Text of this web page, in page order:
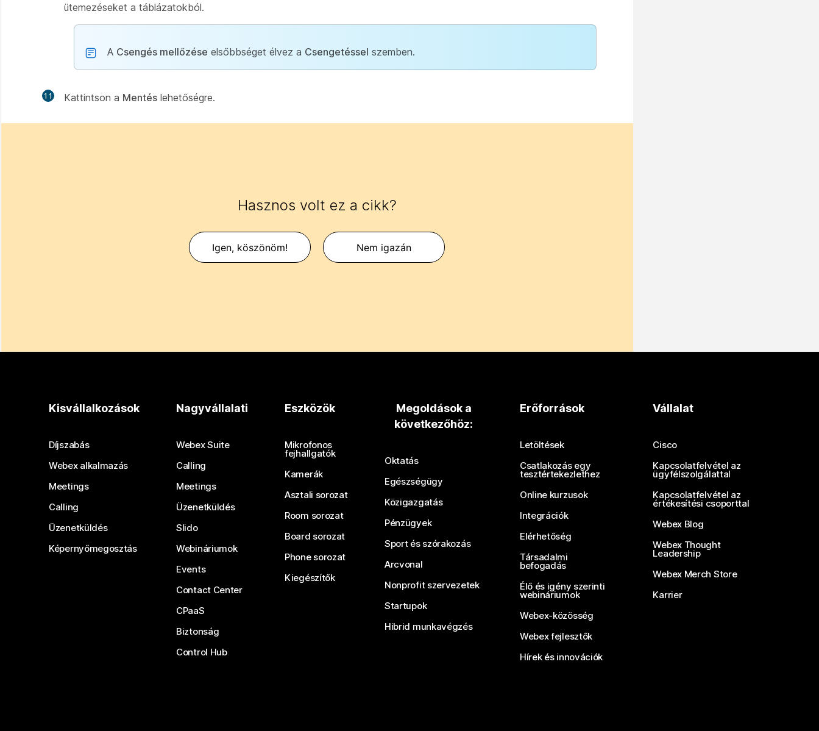
ütemezéseket a táblázatokból.
A Csengés mellőzése elsőbbséget élvez a Csengetéssel szemben.
11 Kattintson a Mentés lehetőségre.
Hasznos volt ez a cikk?
Igen, köszönöm! Nem igazán
Kisvállalkozások
Díjszabás
Webex alkalmazás
Meetings
Calling
Üzenetküldés
Képernyőmegosztás
Nagyvállalati
Webex Suite
Calling
Meetings
Üzenetküldés
Slido
Webináriumok
Events
Contact Center
CPaaS
Biztonság
Control Hub
Eszközök
Mikrofonos
fejhallgatók
Kamerák
Asztali sorozat
Room sorozat
Board sorozat
Phone sorozat
Kiegészítők
Megoldások a
következőhöz:
Oktatás
Egészségügy
Közigazgatás
Pénzügyek
Sport és szórakozás
Arcvonal
Nonprofit szervezetek
Startupok
Hibrid munkavégzés
Erőforrások
Letöltések
Csatlakozás egy
tesztértekezlethez
Online kurzusok
Integrációk
Elérhetőség
Társadalmi
befogadás
Élő és igény szerinti
webináriumok
Webex-közösség
Webex fejlesztők
Hírek és innovációk
Vállalat
Cisco
Kapcsolatfelvétel az
ügyfélszolgálattal
Kapcsolatfelvétel az
értékesítési csoporttal
Webex Blog
Webex Thought
Leadership
Webex Merch Store
Karrier